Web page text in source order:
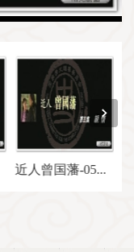
近人曾国藩-05吾本有情人[高清]